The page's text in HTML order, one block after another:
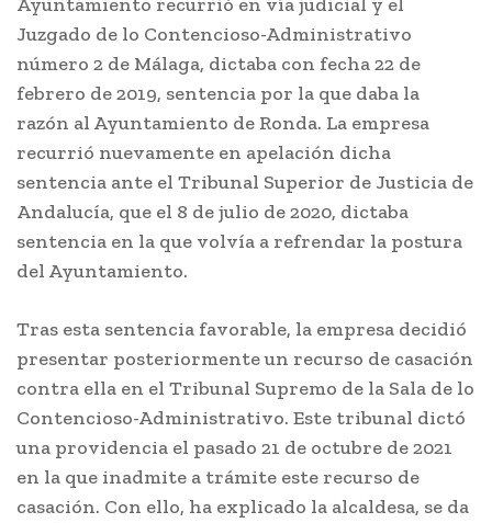
Juzgado de lo Contencioso-Administrativo
número 2 de Málaga, dictaba con fecha 22 de
febrero de 2019, sentencia por la que daba la
razón al Ayuntamiento de Ronda. La empresa
recurrió nuevamente en apelación dicha
sentencia ante el Tribunal Superior de Justicia de
Andalucía, que el 8 de julio de 2020, dictaba
sentencia en la que volvía a refrendar la postura
del Ayuntamiento.
Tras esta sentencia favorable, la empresa decidió
presentar posteriormente un recurso de casación
contra ella en el Tribunal Supremo de la Sala de lo
Contencioso-Administrativo. Este tribunal dictó
una providencia el pasado 21 de octubre de 2021
en la que inadmite a trámite este recurso de
casación. Con ello, ha explicado la alcaldesa, se da